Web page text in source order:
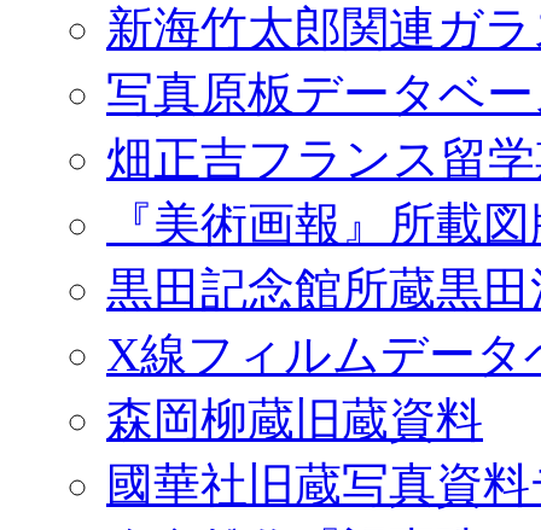
新海竹太郎関連ガ
写真原板データベ
畑正吉フランス留
『美術画報』所載
黒田記念館所蔵黒
X線フィルムデータ
森岡柳蔵旧蔵資料
國華社旧蔵写真資